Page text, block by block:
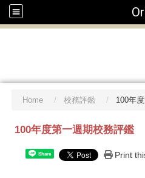
Home 校務評鑑 100年
100年度第一週期校務評鑑
Share Print